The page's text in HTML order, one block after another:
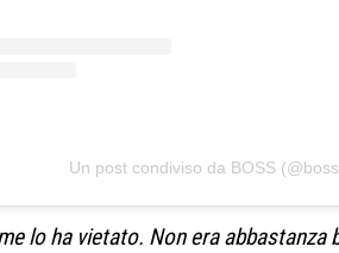
Un post condiviso da BOSS
lo ha vietato. Non era